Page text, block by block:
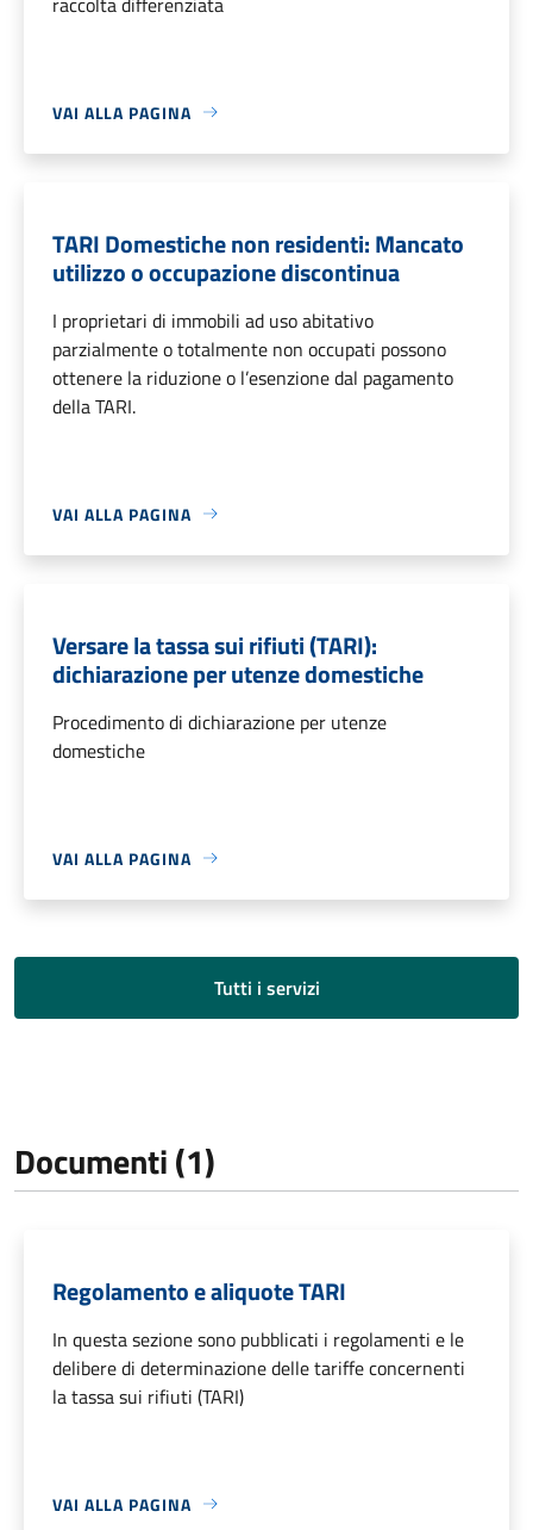
VAI ALLA PAGINA
TARI Domestiche non residenti: Mancato
utilizzo o occupazione discontinua
I proprietari di immobili ad uso abitativo
parzialmente o totalmente non occupati possono
ottenere la riduzione o l’esenzione dal pagamento
della TARI.
VAI ALLA PAGINA
Versare la tassa sui rifiuti (TARI):
dichiarazione per utenze domestiche
Procedimento di dichiarazione per utenze
domestiche
VAI ALLA PAGINA
Tutti i servizi
Documenti (1)
Regolamento e aliquote TARI
In questa sezione sono pubblicati i regolamenti e le
delibere di determinazione delle tariffe concernenti
la tassa sui rifiuti (TARI)
VAI ALLA PAGINA